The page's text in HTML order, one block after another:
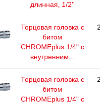
длинная, 1/2''
Торцовая головка с
битом
CHROMEplus 1/4" с
внутренним...
Торцовая головка с
битом
CHROMEplus 1/4" с